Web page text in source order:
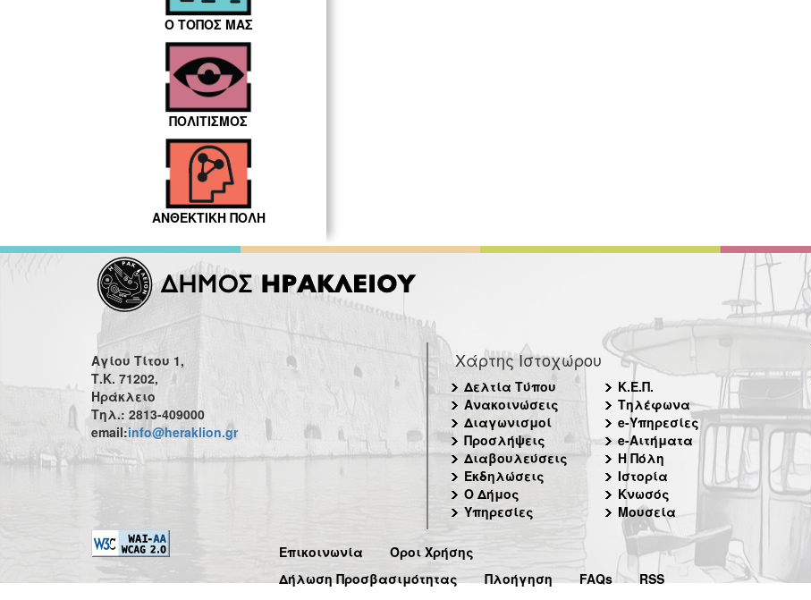
Ο ΤΟΠΟΣ ΜΑΣ
ΠΟΛΙΤΙΣΜΟΣ
ΑΝΘΕΚΤΙΚΗ ΠΟΛΗ
Αγίου Τίτου 1,
Τ.Κ. 71202,
Ηράκλειο
Τηλ.: 2813-409000
email:info@heraklion.gr
Χάρτης Ιστοχώρου
Δελτία Τύπου
Ανακοινώσεις
Διαγωνισμοί
Προσλήψεις
Διαβουλεύσεις
Εκδηλώσεις
Ο Δήμος
Υπηρεσίες
Κ.Ε.Π.
Τηλέφωνα
e-Υπηρεσίες
e-Αιτήματα
Η Πόλη
Ιστορία
Κνωσός
Μουσεία
Επικοινωνία
Όροι Χρήσης
Δήλωση Προσβασιμότητας
Πλοήγηση FAQs RSS